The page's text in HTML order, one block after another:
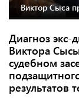
Виктор Сыса
Диагноз экс-
Виктора
судебном
результатов